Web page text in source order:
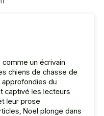
un écrivain
chiens de chasse de
du
captivé les lecteurs
leur prose
Noel plonge dans